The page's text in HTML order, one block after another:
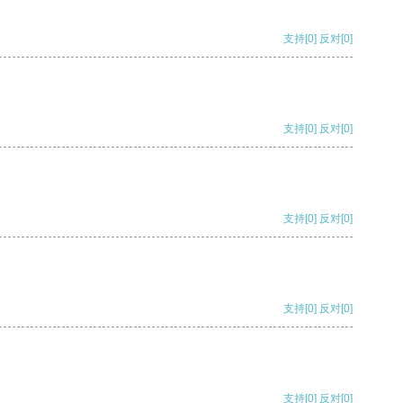
支持[0] 反对[0]
支持[0] 反对[0]
支持[0] 反对[0]
支持[0] 反对[0]
支持[0] 反对[0]